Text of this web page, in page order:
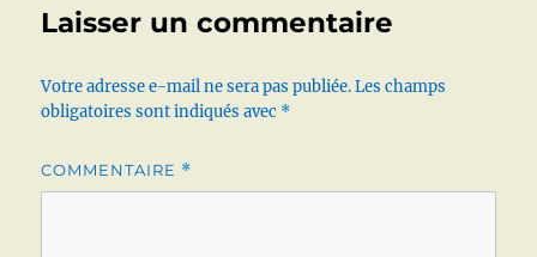
Laisser un commentaire
Votre adresse e-mail ne sera pas publiée. Les champs
obligatoires sont indiqués avec *
COMMENTAIRE *